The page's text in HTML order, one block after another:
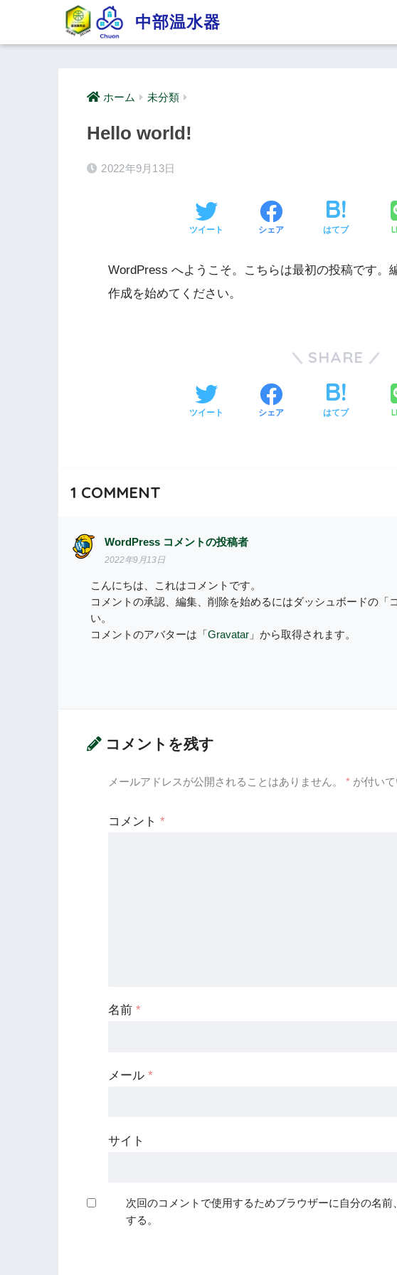
中部温水器
ホーム 未分類
Hello world!
2022年9月13日
ツイート シェア はてブ
WordPress へようこそ。こちらは最初の投稿です。
作成を始めてください。
SHARE
ツイート シェア はてブ
1 COMMENT
WordPress コメントの投稿者
2022年9月13日
こんにちは、これはコメントです。
コメントの承認、編集、削除を始めるにはダッシュボードの「
い。
コメントのアバターは「Gravatar 」から取得されます。
コメントを残す
メールアドレスが公開されることはありません。 * が付い
コメント *
名前 *
メール *
サイト
次回のコメントで使用するためブラウザーに自分の名
する。